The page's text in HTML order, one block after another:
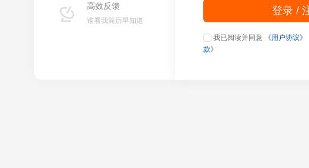
高效反馈
谁看我简历早知道
登录 /
我已阅读并同意 《用户协议》
款》